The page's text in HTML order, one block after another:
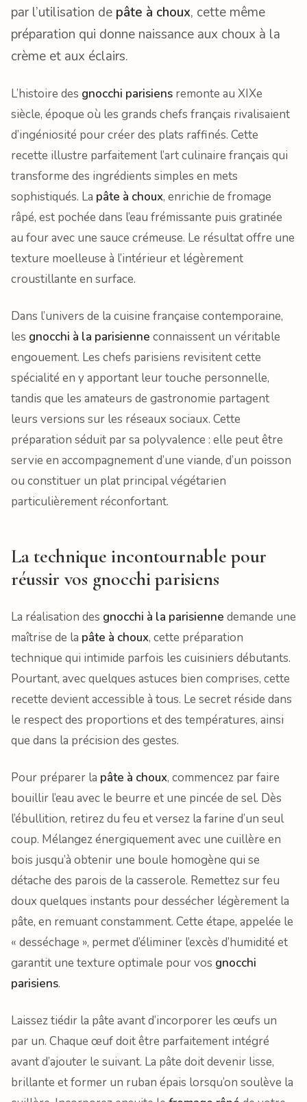
par l’utilisation de pâte à choux, cette même
préparation qui donne naissance aux choux à la
crème et aux éclairs.
L’histoire des gnocchi parisiens remonte au XIXe
siècle, époque où les grands chefs français rivalisaient
d’ingéniosité pour créer des plats raffinés. Cette
recette illustre parfaitement l’art culinaire français qui
transforme des ingrédients simples en mets
sophistiqués. La pâte à choux, enrichie de fromage
râpé, est pochée dans l’eau frémissante puis gratinée
au four avec une sauce crémeuse. Le résultat offre une
texture moelleuse à l’intérieur et légèrement
croustillante en surface.
Dans l’univers de la cuisine française contemporaine,
les gnocchi à la parisienne connaissent un véritable
engouement. Les chefs parisiens revisitent cette
spécialité en y apportant leur touche personnelle,
tandis que les amateurs de gastronomie partagent
leurs versions sur les réseaux sociaux. Cette
préparation séduit par sa polyvalence : elle peut être
servie en accompagnement d’une viande, d’un poisson
ou constituer un plat principal végétarien
particulièrement réconfortant.
La technique incontournable pour
réussir vos gnocchi parisiens
La réalisation des gnocchi à la parisienne demande une
maîtrise de la pâte à choux, cette préparation
technique qui intimide parfois les cuisiniers débutants.
Pourtant, avec quelques astuces bien comprises, cette
recette devient accessible à tous. Le secret réside dans
le respect des proportions et des températures, ainsi
que dans la précision des gestes.
Pour préparer la pâte à choux, commencez par faire
bouillir l’eau avec le beurre et une pincée de sel. Dès
l’ébullition, retirez du feu et versez la farine d’un seul
coup. Mélangez énergiquement avec une cuillère en
bois jusqu’à obtenir une boule homogène qui se
détache des parois de la casserole. Remettez sur feu
doux quelques instants pour dessécher légèrement la
pâte, en remuant constamment. Cette étape, appelée le
« desséchage », permet d’éliminer l’excès d’humidité et
garantit une texture optimale pour vos gnocchi
parisiens.
Laissez tiédir la pâte avant d’incorporer les œufs un
par un. Chaque œuf doit être parfaitement intégré
avant d’ajouter le suivant. La pâte doit devenir lisse,
brillante et former un ruban épais lorsqu’on soulève la